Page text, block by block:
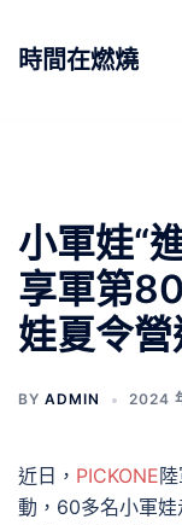
時間在燃燒
小軍娃“
享軍第
娃夏令營
BY ADMIN 2024
近日， PICKONE
動，60多名小軍娃